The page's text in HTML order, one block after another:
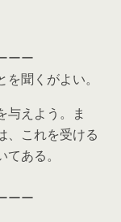
ーー
聞くがよい。
与えよう。ま
、これを受ける
ある。
ーー